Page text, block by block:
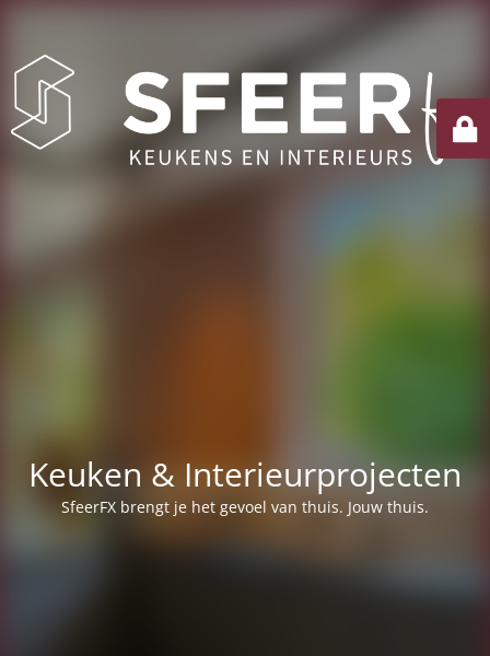
Keuken & Interieurprojecten
SfeerFX brengt je het gevoel van thuis. Jouw thuis.